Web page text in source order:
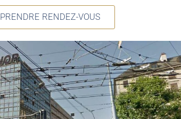
PRENDRE RENDEZ-VOUS